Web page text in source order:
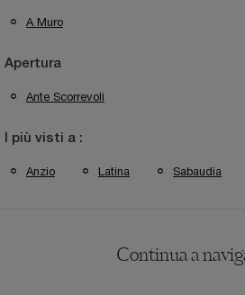
A Muro
Apertura
Ante Scorrevoli
I più visti a :
Anzio Latina Sabaudia
Continua a